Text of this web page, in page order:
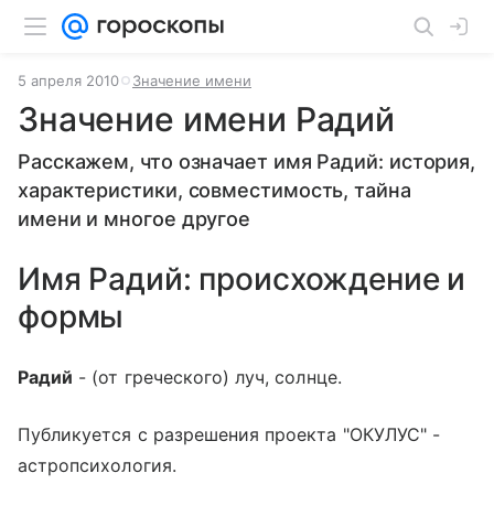
5 апреля 2010 Значение имени
Значение имени Радий
Расскажем, что означает имя Радий: история,
характеристики, совместимость, тайна
имени и многое другое
Имя Радий: происхождение и
формы
Радий - (от греческого) луч, солнце.
Публикуется с разрешения проекта "ОКУЛУС" -
астропсихология.